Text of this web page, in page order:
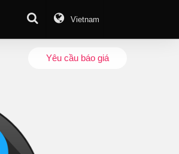
Vietnam
Yêu cầu báo giá